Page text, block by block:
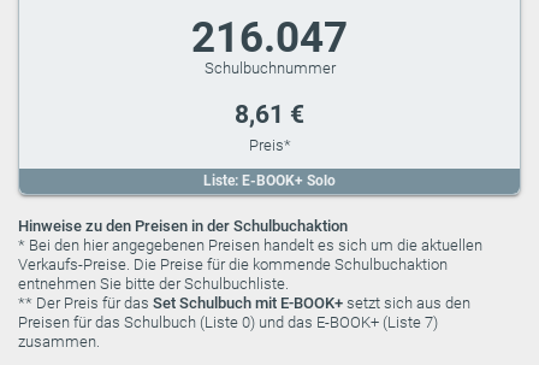
Liste: E-BOOK+ Solo
216.047
8,61 €
Hinweise zu den Preisen in der Schulbuchaktion
* Bei den hier angegebenen Preisen handelt es sich um die aktuellen
Verkaufs-Preise. Die Preise für die kommende Schulbuchaktion
entnehmen Sie bitte der Schulbuchliste.
** Der Preis für das Set Schulbuch mit E-BOOK+ setzt sich aus den
Preisen für das Schulbuch (Liste 0) und das E-BOOK+ (Liste 7)
zusammen.